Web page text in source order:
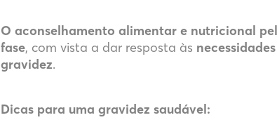
O aconselhamento alimentar e nutricional
fase, com vista a dar resposta às
gravidez.
Dicas para uma gravidez saudável: